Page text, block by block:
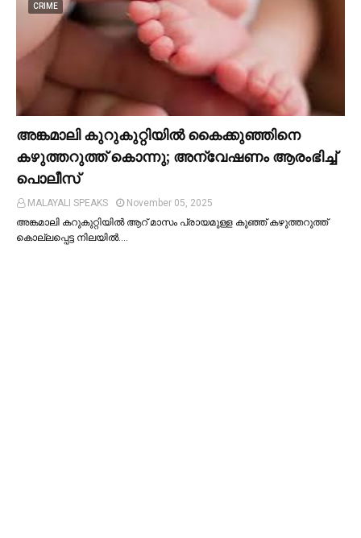
CRIME
അങ്കമാലി കുറുകുറ്റിയില്‍ കൈക്കുഞ്ഞിനെ
കഴുത്തറുത്ത് കൊന്നു; അന്വേഷണം ആരംഭിച്ച്‌
പൊലീസ്
MALAYALI SPEAKS
November 05, 2025
അങ്കമാലി കറുകുറ്റിയില്‍ ആറ് മാസം പ്രായമുള്ള കുഞ്ഞ് കഴുത്തറുത്ത്
കൊല്ലപ്പെട്ട നിലയില്‍.…